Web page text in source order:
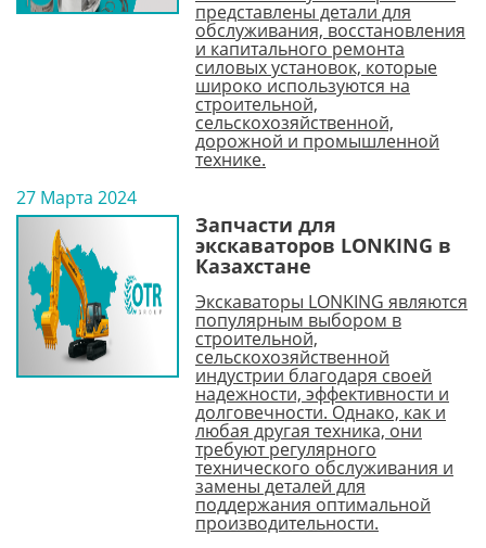
представлены детали для
обслуживания, восстановления
и капитального ремонта
силовых установок, которые
широко используются на
строительной,
сельскохозяйственной,
дорожной и промышленной
технике.
27 Марта 2024
Запчасти для
экскаваторов LONKING в
Казахстане
Экскаваторы LONKING являются
популярным выбором в
строительной,
сельскохозяйственной
индустрии благодаря своей
надежности, эффективности и
долговечности. Однако, как и
любая другая техника, они
требуют регулярного
технического обслуживания и
замены деталей для
поддержания оптимальной
производительности.